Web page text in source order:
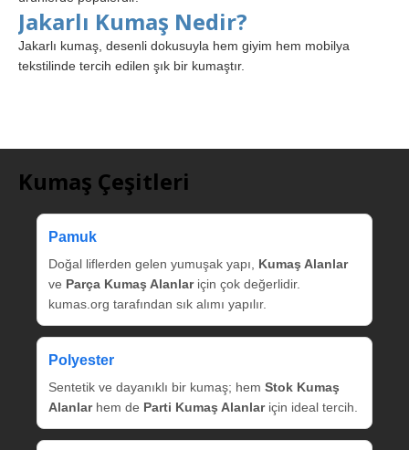
Jakarlı Kumaş Nedir?
Jakarlı kumaş, desenli dokusuyla hem giyim hem mobilya
tekstilinde tercih edilen şık bir kumaştır.
Kumaş Çeşitleri
Pamuk
Doğal liflerden gelen yumuşak yapı, Kumaş Alanlar
ve Parça Kumaş Alanlariçin çok değerlidir.
kumas.org tarafından sık alımı yapılır.
Polyester
Sentetik ve dayanıklı bir kumaş; hem Stok Kumaş
Alanlarhem de Parti Kumaş Alanlariçin ideal tercih.